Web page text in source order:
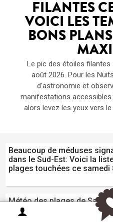
FILANTES
VOICI LES
BONS
Le pic des étoiles
août 2026. Pour les
d'astronomie et
manifestations
alors levez les yeux vers
Beaucoup de méduses
dans le Sud-Est: Voici la
plages touchées ce samedi
Météo des plages de Sanary
Mer pour l'été 2026:
méduses, température de